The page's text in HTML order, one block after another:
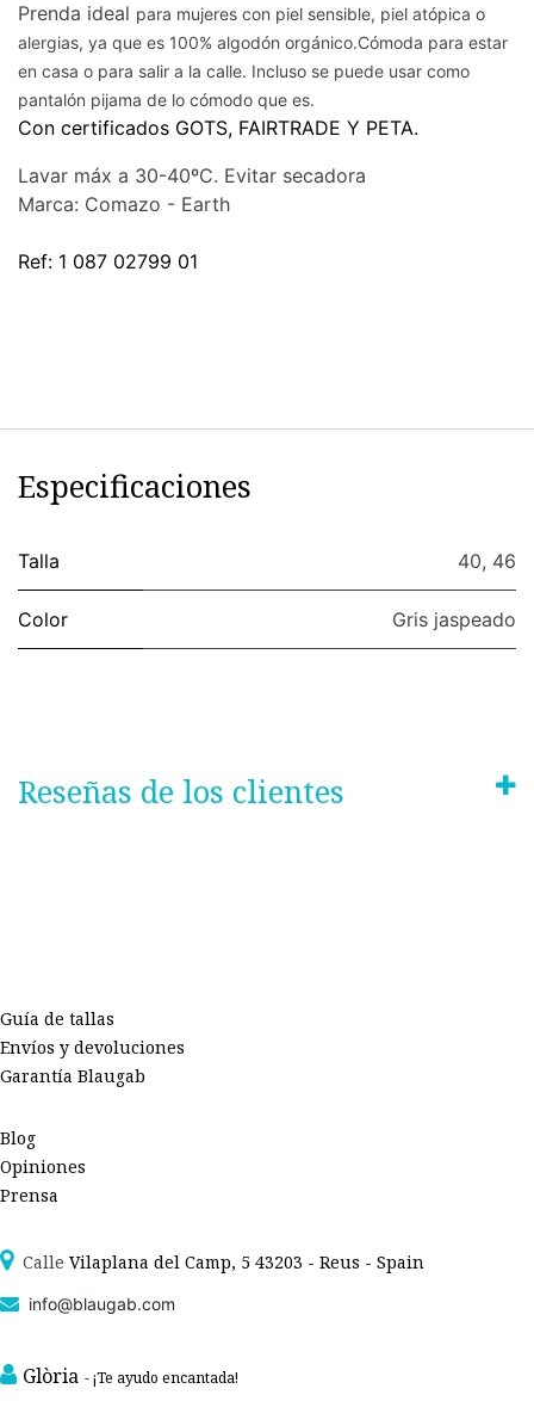
Prenda ideal para mujeres con piel sensible, piel atópica o
alergias, ya que es 100% algodón orgánico.Cómoda para estar
en casa o para salir a la calle. Incluso se puede usar como
pantalón pijama de lo cómodo que es.
Con certificados GOTS, FAIRTRADE Y PETA.
Lavar máx a 30-40ºC. Evitar secadora
Marca: Comazo - Earth
Ref: 1 087 02799 01
Especificaciones
Talla 40, 46
Color Gris jaspeado
Reseñas de los clientes
Guía de tallas
Envíos y devoluciones
Garantía Blaugab
Blog
Opiniones
Prensa
Calle Vilaplana del Camp, 5 43203 - Reus - Spain
info@blaugab.com
Glòria - ¡Te ayudo encantada!